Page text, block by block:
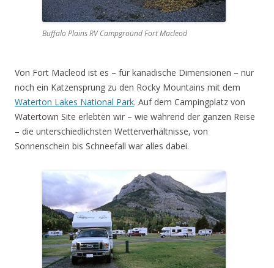
Buffalo Plains RV Campground Fort Macleod
Von Fort Macleod ist es – für kanadische Dimensionen – nur
noch ein Katzensprung zu den Rocky Mountains mit dem
Waterton Lakes National Park. Auf dem Campingplatz von
Watertown Site erlebten wir – wie während der ganzen Reise
– die unterschiedlichsten Wetterverhältnisse, von
Sonnenschein bis Schneefall war alles dabei.